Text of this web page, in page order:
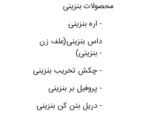
محصولات بنزینی
اره بنزینی -
داس بنزینی(علف زن
بنزینی) -
چکش تخریب بنزینی -
پروفیل بر بنزینی -
دریل بتن کن بنزینی -